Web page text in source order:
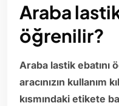
Araba
öğrenilir?
Araba lastik ebatını
aracınızın kullanım
kısmındaki etikete